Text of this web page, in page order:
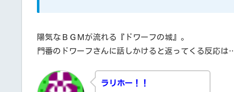
陽気なＢＧＭが流れる『ドワーフの城』。
門番のドワーフさんに話しかけると返ってくる反応は
ラリホー！！